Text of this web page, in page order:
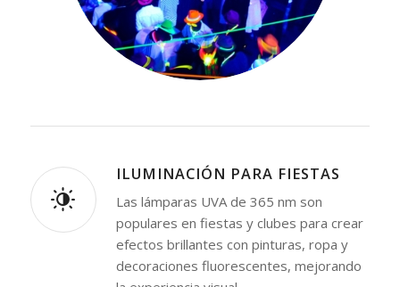
ILUMINACIÓN PARA FIESTAS
Las lámparas UVA de 365 nm son
populares en fiestas y clubes para crear
efectos brillantes con pinturas, ropa y
decoraciones fluorescentes, mejorando